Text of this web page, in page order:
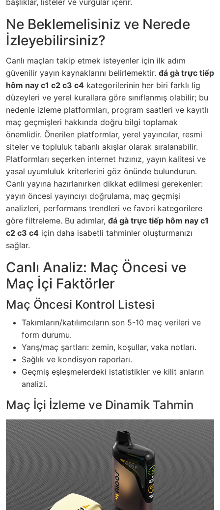
Ne Beklemelisiniz ve Nerede
İzleyebilirsiniz?
Canlı maçları takip etmek isteyenler için ilk adım
güvenilir yayın kaynaklarını belirlemektir. đá gà trực tiếp
hôm nay c1 c2 c3 c4 kategorilerinin her biri farklı lig
düzeyleri ve yerel kurallara göre sınıflanmış olabilir; bu
nedenle izleme platformları, program saatleri ve kayıtlı
maç geçmişleri hakkında doğru bilgi toplamak
önemlidir. Önerilen platformlar, yerel yayıncılar, resmi
siteler ve topluluk tabanlı akışlar olarak sıralanabilir.
Platformları seçerken internet hızınız, yayın kalitesi ve
yasal uyumluluk kriterlerini göz önünde bulundurun.
Canlı yayına hazırlanırken dikkat edilmesi gerekenler:
yayın öncesi yayıncıyı doğrulama, maç geçmişi
analizleri, performans trendleri ve favori kategorilere
göre filtreleme. Bu adımlar, đá gà trực tiếp hôm nay c1
c2 c3 c4 için daha isabetli tahminler oluşturmanızı
sağlar.
Canlı Analiz: Maç Öncesi ve
Maç İçi Faktörler
Maç Öncesi Kontrol Listesi
Takımların/katılımcıların son 5-10 maç verileri ve
form durumu.
Yarış/maç şartları: zemin, koşullar, vaka notları.
Sağlık ve kondisyon raporları.
Geçmiş eşleşmelerdeki istatistikler ve kilit anların
analizi.
Maç İçi İzleme ve Dinamik Tahmin